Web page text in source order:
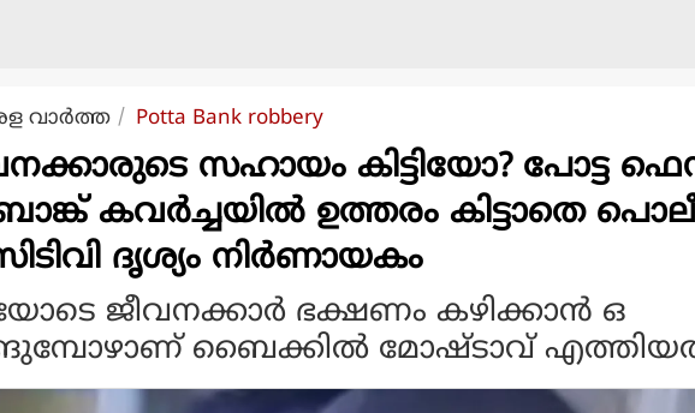
വാര്‍ത്ത Potta Bank robbery
സഹായം കിട്ടിയോ? പോട്ട
കവര്‍ച്ചയില്‍ ഉത്തരം കിട്ടാതെ
ദൃശ്യം നിര്‍ണായകം
ജീവനക്കാര്‍ ഭക്ഷണം കഴിക്കാന്‍ ഒ
ബൈക്കില്‍ മോഷ്ടാവ്